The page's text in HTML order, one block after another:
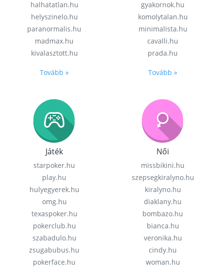
halhatatlan.hu
helyszinelo.hu
paranormalis.hu
madmax.hu
kivalasztott.hu
Tovább »
gyakornok.hu
komolytalan.hu
minimalista.hu
cavalli.hu
prada.hu
Tovább »
Játék
starpoker.hu
play.hu
hulyegyerek.hu
omg.hu
texaspoker.hu
pokerclub.hu
szabadulo.hu
zsugabubus.hu
pokerface.hu
Női
missbikini.hu
szepsegkiralyno.hu
kiralyno.hu
diaklany.hu
bombazo.hu
bianca.hu
veronika.hu
cindy.hu
woman.hu